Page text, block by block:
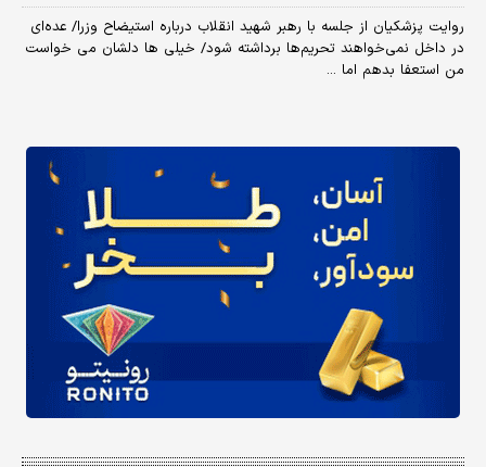
روایت پزشکیان از جلسه با رهبر شهید انقلاب درباره استیضاح وزرا/ عده‌ای
در داخل نمی‌خواهند تحریم‌ها برداشته شود/ خیلی ها دلشان می خواست
من استعفا بدهم اما ...